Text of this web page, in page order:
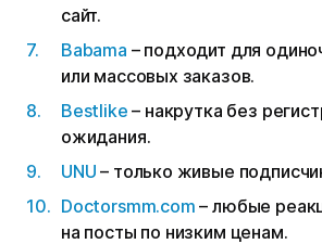
сайт.
Babama – подходит для
или массовых заказов.
Bestlike – накрутка без
ожидания.
UNU – только живые
Doctorsmm.com – любые
на посты по низким ценам.